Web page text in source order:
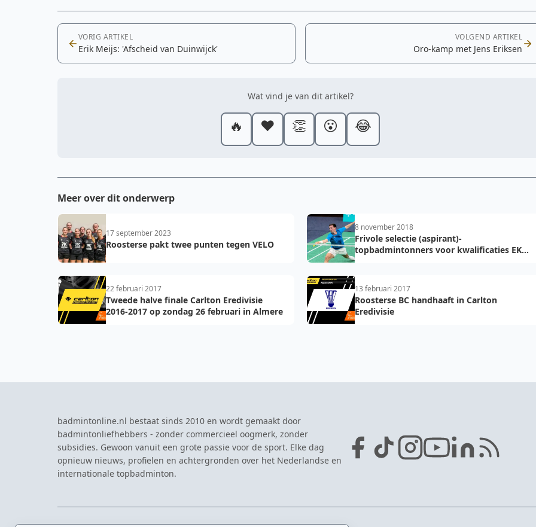
VORIG ARTIKEL
Erik Meijs: 'Afscheid van Duinwijck'
VOLGEND ARTIKEL
Oro-kamp met Jens Eriksen
Wat vind je van dit artikel?
🔥 ❤️ 👏 😮 😂
Meer over dit onderwerp
17 september 2023
Roosterse pakt twee punten tegen VELO
8 november 2018
Frivole selectie (aspirant)-
topbadmintonners voor kwalificaties EK
22 februari 2017
Tweede halve finale Carlton Eredivisie
2016-2017 op zondag 26 februari in Almere
13 februari 2017
Roosterse BC handhaaft in Carlton
Eredivisie
badmintonline.nl bestaat sinds 2010 en wordt gemaakt door
badmintonliefhebbers - zonder commercieel oogmerk, zonder
subsidies. Gewoon vanuit een grote passie voor de sport. Elke dag
opnieuw nieuws, profielen en achtergronden over het Nederlandse en
internationale topbadminton.